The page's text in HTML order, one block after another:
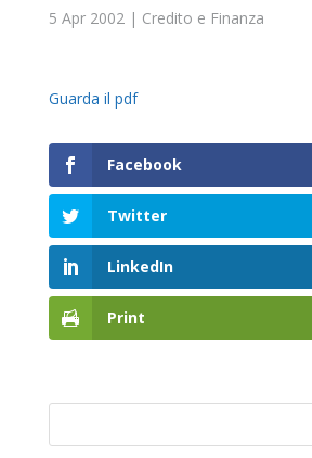
5 Apr 2002| Credito e Finanza
Guarda il pdf
Facebook
Twitter
LinkedIn
Print